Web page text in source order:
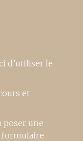
d’utiliser le
et
poser une
formulaire